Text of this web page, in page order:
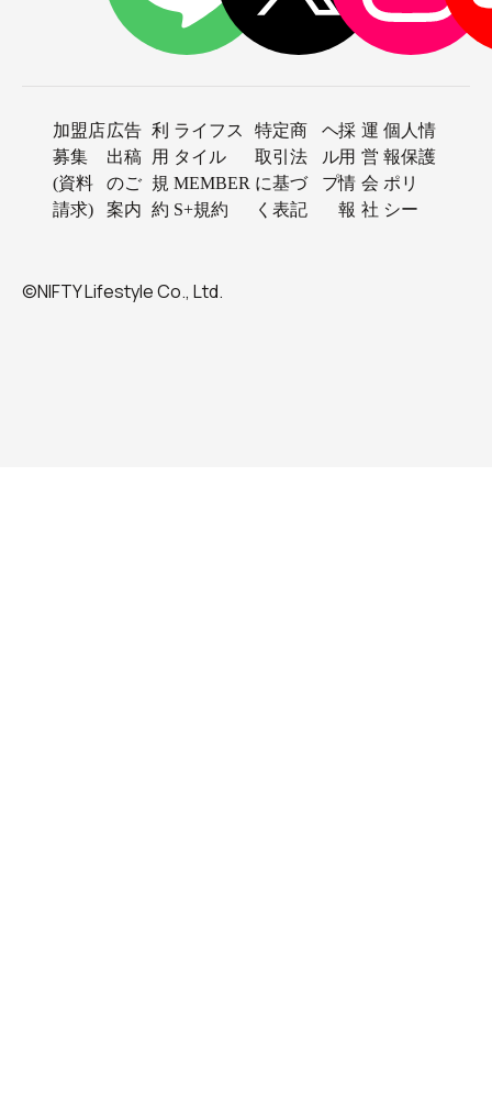
加盟店
募集
(資料
請求)
広告
出稿
のご
案内
利
用
規
約
ライフス
タイル
MEMBER
S+規約
特定商
取引法
に基づ
く表記
ヘ
ル
プ
採
用
情
報
運
営
会
社
個人情
報保護
ポリ
シー
©NIFTY Lifestyle Co., Ltd.